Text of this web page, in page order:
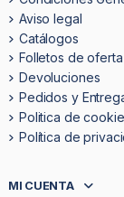
Aviso legal
Catálogos
Folletos de oferta
Devoluciones
Pedidos y
Politica de
Política de
MI CUENTA